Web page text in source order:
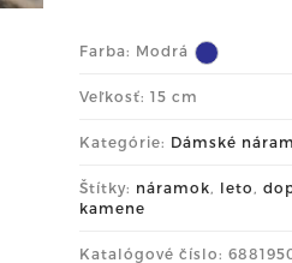
Farba: Modrá
Veľkosť: 15 cm
Kategórie: Dámské
Štítky: náramok, leto ,
kamene
Katalógové číslo: